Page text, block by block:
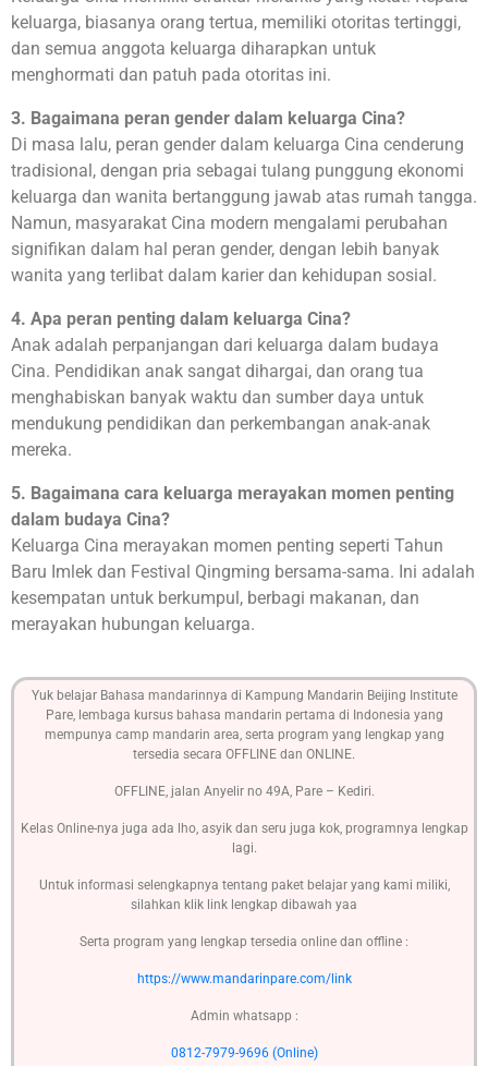
keluarga, biasanya orang tertua, memiliki otoritas tertinggi,
dan semua anggota keluarga diharapkan untuk
menghormati dan patuh pada otoritas ini.
3. Bagaimana peran gender dalam keluarga Cina?
Di masa lalu, peran gender dalam keluarga Cina cenderung
tradisional, dengan pria sebagai tulang punggung ekonomi
keluarga dan wanita bertanggung jawab atas rumah tangga.
Namun, masyarakat Cina modern mengalami perubahan
signifikan dalam hal peran gender, dengan lebih banyak
wanita yang terlibat dalam karier dan kehidupan sosial.
4. Apa peran penting dalam keluarga Cina?
Anak adalah perpanjangan dari keluarga dalam budaya
Cina. Pendidikan anak sangat dihargai, dan orang tua
menghabiskan banyak waktu dan sumber daya untuk
mendukung pendidikan dan perkembangan anak-anak
mereka.
5. Bagaimana cara keluarga merayakan momen penting
dalam budaya Cina?
Keluarga Cina merayakan momen penting seperti Tahun
Baru Imlek dan Festival Qingming bersama-sama. Ini adalah
kesempatan untuk berkumpul, berbagi makanan, dan
merayakan hubungan keluarga.
Yuk belajar Bahasa mandarinnya di Kampung Mandarin Beijing Institute
Pare, lembaga kursus bahasa mandarin pertama di Indonesia yang
mempunya camp mandarin area, serta program yang lengkap yang
tersedia secara OFFLINE dan ONLINE.
OFFLINE, jalan Anyelir no 49A, Pare – Kediri.
Kelas Online-nya juga ada lho, asyik dan seru juga kok, programnya lengkap
lagi.
Untuk informasi selengkapnya tentang paket belajar yang kami miliki,
silahkan klik link lengkap dibawah yaa
Serta program yang lengkap tersedia online dan offline :
https://www.mandarinpare.com/link
Admin whatsapp :
0812-7979-9696 (Online)